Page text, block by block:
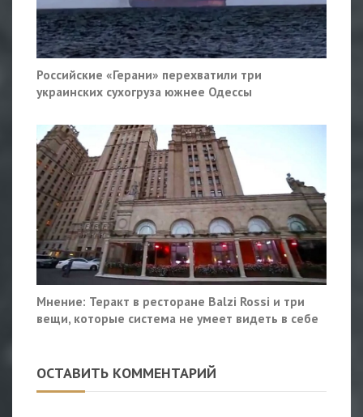
Российские «Герани» перехватили три
украинских сухогруза южнее Одессы
Мнение: Теракт в ресторане Balzi Rossi и три
вещи, которые система не умеет видеть в себе
ОСТАВИТЬ КОММЕНТАРИЙ